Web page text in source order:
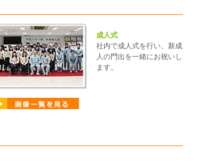
成人式
社内で成人式を行い、新成
人の門出を一緒にお祝いし
ます。